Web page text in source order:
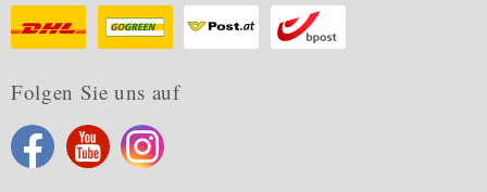
Folgen Sie uns auf